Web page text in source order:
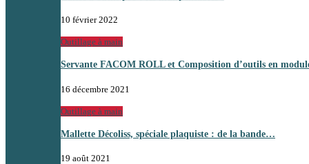
10 février 2022
Outillage à main
Servante FACOM ROLL et Composition d’outils en
16 décembre 2021
Outillage à main
Mallette Décoliss, spéciale plaquiste : de la bande…
19 août 2021